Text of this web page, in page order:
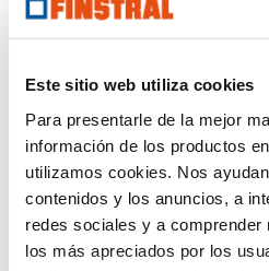
Este sitio web utiliza cookies
Para presentarle de la mejor
información de los productos
utilizamos cookies. Nos
contenidos y los anuncios, a
redes sociales y a comprender
los más apreciados por los
¿Qué tema le interesa
Ventanas
Puertas de entrada
Acristalamientos
Renovación